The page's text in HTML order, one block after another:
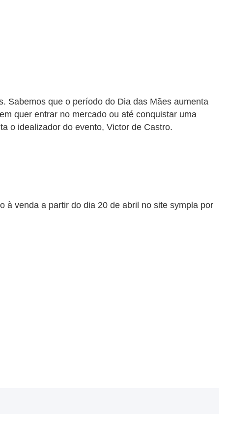
Sabemos que o período do Dia das Mães aumenta
quer entrar no mercado ou até conquistar uma
o idealizador do evento, Victor de Castro.
à venda a partir do dia 20 de abril no site sympla por